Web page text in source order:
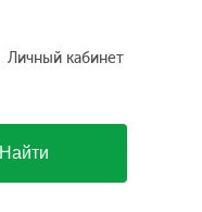
Личный кабинет
Найти